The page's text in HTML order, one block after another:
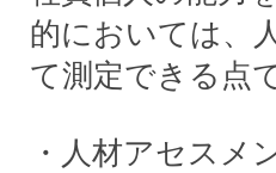
的においては、
て測定できる点
・人材アセスメ